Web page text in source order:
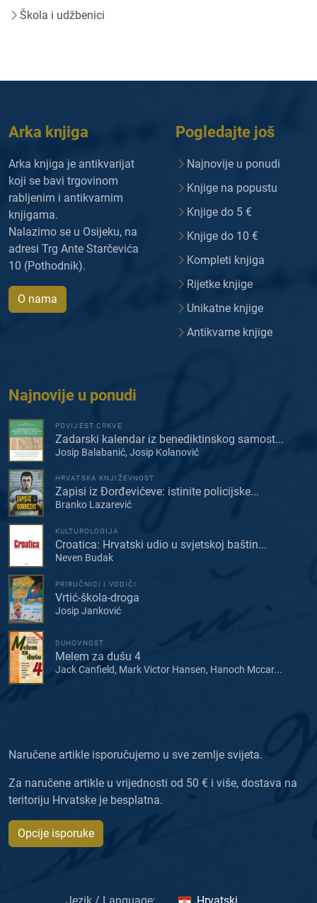
Škola i udžbenici
Arka knjiga
Arka knjiga je antikvarijat
koji se bavi trgovinom
rabljenim i antikvarnim
knjigama.
Nalazimo se u Osijeku, na
adresi Trg Ante Starčevića
10 (Pothodnik).
O nama
Pogledajte još
Najnovije u ponudi
Knjige na popustu
Knjige do 5 €
Knjige do 10 €
Kompleti knjiga
Rijetke knjige
Unikatne knjige
Antikvarne knjige
Najnovije u ponudi
POVIJEST CRKVE
Zadarski kalendar iz benediktinskog samost...
Josip Balabanić, Josip Kolanović
HRVATSKA KNJIŽEVNOST
Zapisi iz Đorđevićeve: istinite policijske...
Branko Lazarević
KULTUROLOGIJA
Croatica: Hrvatski udio u svjetskoj baštin...
Neven Budak
PRIRUČNICI I VODIČI
Vrtić-škola-droga
Josip Janković
DUHOVNOST
Melem za dušu 4
Jack Canfield, Mark Victor Hansen, Hanoch Mccar...
Naručene artikle isporučujemo u sve zemlje svijeta.
Za naručene artikle u vrijednosti od 50 € i više, dostava na
teritoriju Hrvatske je besplatna.
Opcije isporuke